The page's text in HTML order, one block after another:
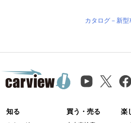
カタログ－新
知る 買う・売る 楽